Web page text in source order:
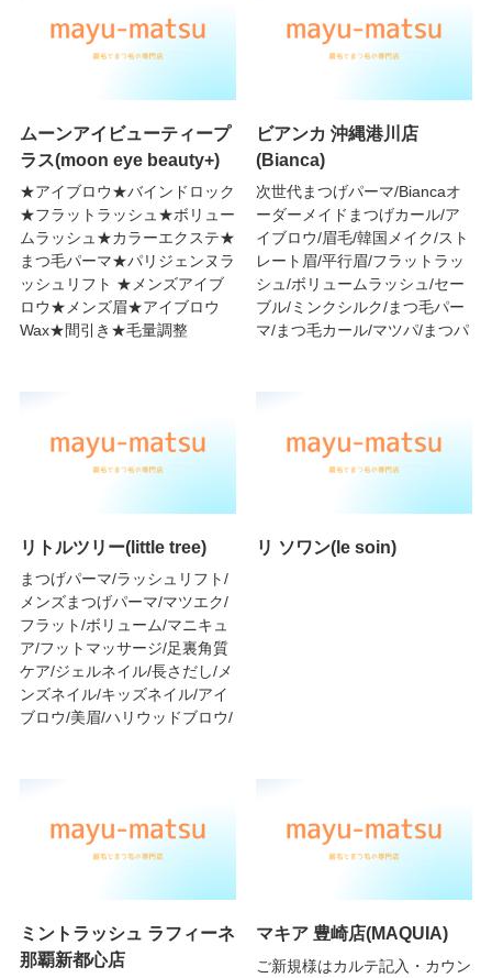
ムーンアイビューティープ
ラス(moon eye beauty+)
★アイブロウ★バインドロック
★フラットラッシュ★ボリュー
ムラッシュ★カラーエクステ★
まつ毛パーマ★パリジェンヌラ
ッシュリフト ★メンズアイブ
ロウ★メンズ眉★アイブロウ
Wax★間引き★毛量調整
ビアンカ 沖縄港川店
(Bianca)
次世代まつげパーマ/Biancaオ
ーダーメイドまつげカール/ア
イブロウ/眉毛/韓国メイク/スト
レート眉/平行眉/フラットラッ
シュ/ボリュームラッシュ/セー
ブル/ミンクシルク/まつ毛パー
マ/まつ毛カール/マツパ/まつパ
リトルツリー(little tree)
まつげパーマ/ラッシュリフト/
メンズまつげパーマ/マツエク/
フラット/ボリューム/マニキュ
ア/フットマッサージ/足裏角質
ケア/ジェルネイル/長さだし/メ
ンズネイル/キッズネイル/アイ
ブロウ/美眉/ハリウッドブロウ/
リ ソワン(le soin)
ミントラッシュ ラフィーネ
那覇新都心店
マキア 豊崎店(MAQUIA)
ご新規様はカルテ記入・カウン